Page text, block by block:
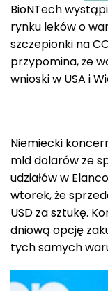
BioNTech
rynku leków o
szczepionki na
przypomina, że
wnioski w USA i
Niemiecki
mld dolarów ze
udziałów w
wtorek, że
USD za sztukę.
dniową opcję
tych samych